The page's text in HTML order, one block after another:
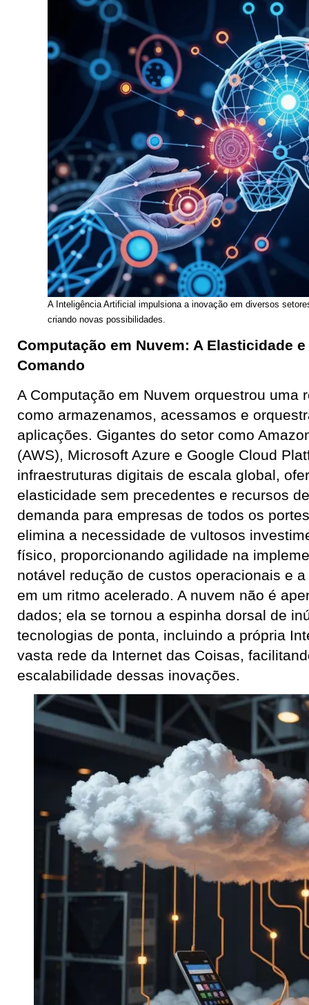
A Inteligência Artificial impulsiona a inovação em diversos
criando novas possibilidades.
Computação em Nuvem: A Elasticidade
Comando
A Computação em Nuvem orquestrou uma
como armazenamos, acessamos e
aplicações. Gigantes do setor como
(AWS), Microsoft Azure e Google Cloud
infraestruturas digitais de escala global,
elasticidade sem precedentes e recursos
demanda para empresas de todos os
elimina a necessidade de vultosos
físico, proporcionando agilidade na
notável redução de custos operacionais e
em um ritmo acelerado. A nuvem não é
dados; ela se tornou a espinha dorsal de
tecnologias de ponta, incluindo a própria
vasta rede da Internet das Coisas,
escalabilidade dessas inovações.